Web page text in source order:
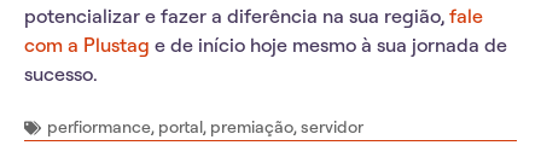
potencializar e fazer a diferência na sua região, fale
com a Plustag e de início hoje mesmo à sua jornada de
sucesso.
perfiormance, portal, premiação,servidor